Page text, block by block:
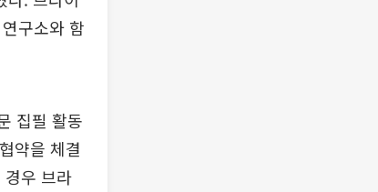
구소와 함
집필 활동
약을 체결
우 브라